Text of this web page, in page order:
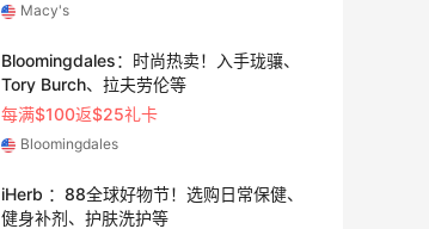
LN-CC
Macy's：美妆10日闪促精选低至5折 8/7
更新
今日关注：雅诗兰黛洁面、兰蔻遮瑕等
Macy's
Bobbi Brown 美网：护肤专场热卖！入新
版橘子面霜